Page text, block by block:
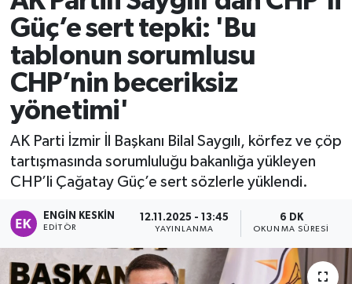
Güç’e sert tepki: 'Bu
tablonun sorumlusu
CHP’nin beceriksiz
yönetimi'
AK Parti İzmir İl Başkanı Bilal Saygılı, körfez ve çöp
tartışmasında sorumluluğu bakanlığa yükleyen
CHP’li Çağatay Güç’e sert sözlerle yüklendi.
ENGIN KESKIN
EDITÖR
12.11.2025 - 13:45
YAYINLANMA
6 DK
OKUNMA SÜRESI
İzmir
Sağlık
Siyaset
Magazin
Teknoloji
İzmir Trafik Yoğunluk Haritası
Süper Lig Puan Durumu ve Fikstür
Tüm Manşetler
Son Dakika Haberleri